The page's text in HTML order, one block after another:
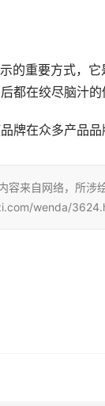
的重要方式，
都在绞尽脑汁
牌在众多产品
容来自网络，所涉
wenda/